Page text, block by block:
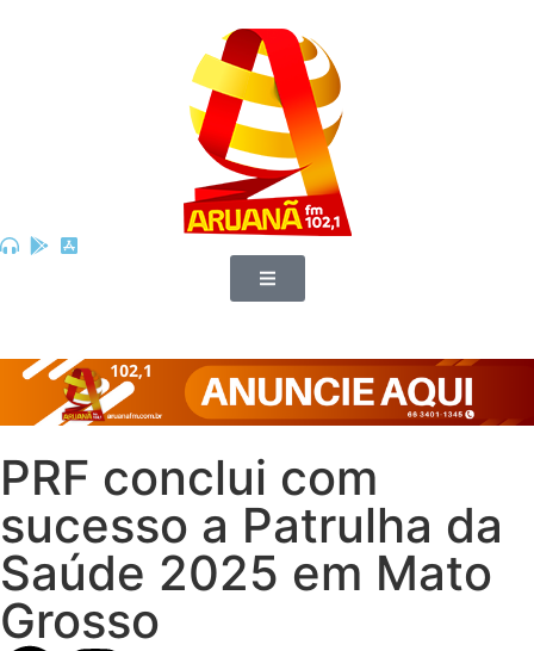
PRF conclui com
sucesso a Patrulha da
Saúde 2025 em Mato
Grosso